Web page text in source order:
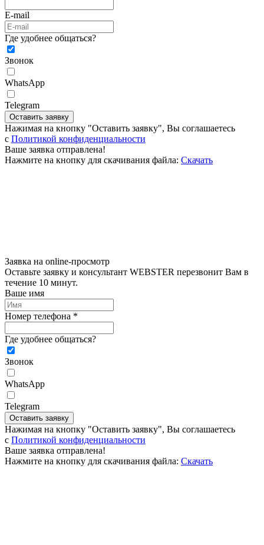
E-mail
Где удобнее общаться?
Звонок
WhatsApp
Telegram
Оставить заявку
Нажимая на кнопку "Оставить заявку", Вы соглашаетесь
c Политикой конфиденциальности
Ваше заявка отправлена!
Нажмите на кнопку для скачивания файла: Скачать
Заявка на online-просмотр
Оставьте заявку и консультант WEBSTER перезвонит Вам в
течение 10 минут.
Ваше имя
Номер телефона *
Где удобнее общаться?
Звонок
WhatsApp
Telegram
Оставить заявку
Нажимая на кнопку "Оставить заявку", Вы соглашаетесь
c Политикой конфиденциальности
Ваше заявка отправлена!
Нажмите на кнопку для скачивания файла: Скачать